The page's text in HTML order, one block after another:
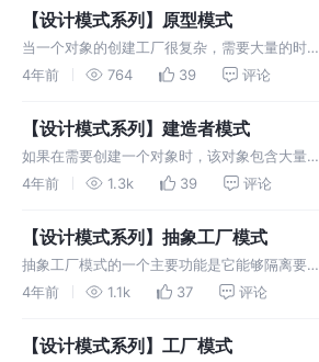
可太难了，很难找到一个价格又便宜，通勤时间
又短，房间装修又好的。比找到世
【设计模式系列】原型模式
当一个对象的创建工厂很复杂，需要大量的时间
和资源，每创建一次对象变得很昂贵，并且在已
式，来降低对象创建的成本，节约资源。
4年前 764 39 评论
【设计模式系列】建造者模式
如果在需要创建一个对象时，该对象包含大量的
参数，使用工厂模式或抽象工厂模式会存在一些
式。
4年前 1.3k 39 评论
【设计模式系列】抽象工厂模式
抽象工厂模式的一个主要功能是它能够隔离要生
成的具体产品类， 由于这些类的实际类名部被
何对它们进行实例化的细节。
4年前 1.1k 37 评论
【设计模式系列】工厂模式